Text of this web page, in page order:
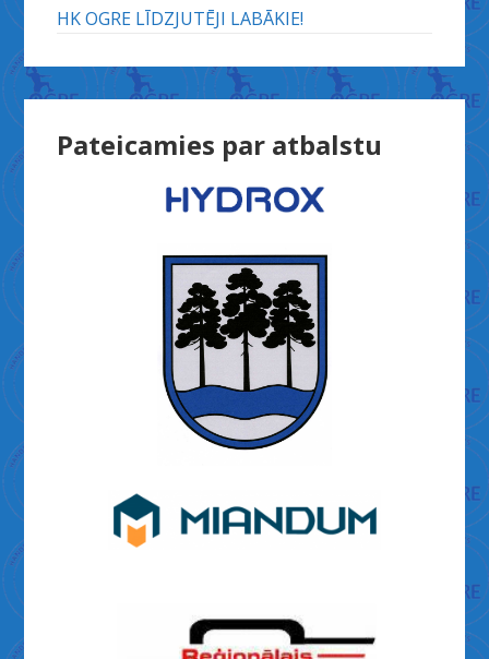
HK OGRE LĪDZJUTĒJI LABĀKIE!
Pateicamies par atbalstu